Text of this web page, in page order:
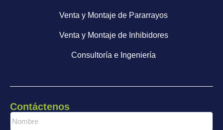
Venta y Montaje de Pararrayos
Venta y Montaje de Inhibidores
Consultoría e Ingeniería
Contáctenos